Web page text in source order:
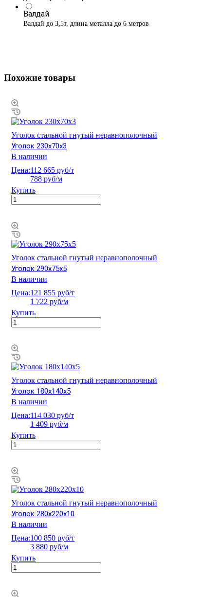
Валдай
Валдай до 3,5т, длина металла до 6 метров
Похожие товары
Уголок стальной гнутый неравнополочный
Уголок 230х70х3
В наличии
Цена:112 665 руб/т
788 руб/м
Купить
Уголок стальной гнутый неравнополочный
Уголок 290х75х5
В наличии
Цена:121 855 руб/т
1 722 руб/м
Купить
Уголок стальной гнутый неравнополочный
Уголок 180х140х5
В наличии
Цена:114 030 руб/т
1 409 руб/м
Купить
Уголок стальной гнутый неравнополочный
Уголок 280х220х10
В наличии
Цена:100 850 руб/т
3 880 руб/м
Купить